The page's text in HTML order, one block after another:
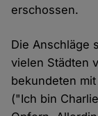
erschossen.
Die Anschläge
vielen Städten
bekundeten
("Ich bin